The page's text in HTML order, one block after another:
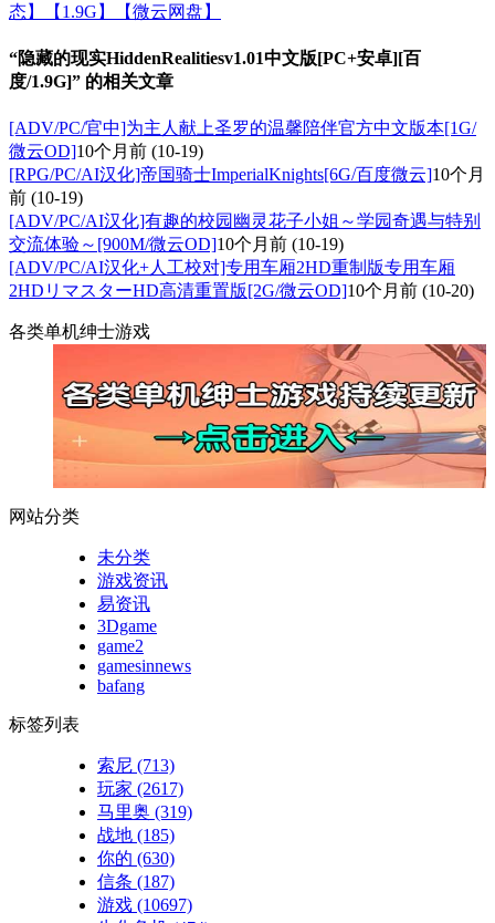
态】【1.9G】【微云网盘】
“隐藏的现实HiddenRealitiesv1.01中文版[PC+安卓][百
度/1.9G]” 的相关文章
[ADV/PC/官中]为主人献上圣罗的温馨陪伴官方中文版本[1G/
微云OD]10个月前 (10-19)
[RPG/PC/AI汉化]帝国骑士ImperialKnights[6G/百度微云]10个月
前 (10-19)
[ADV/PC/AI汉化]有趣的校园幽灵花子小姐～学园奇遇与特别
交流体验～[900M/微云OD]10个月前 (10-19)
[ADV/PC/AI汉化+人工校对]专用车厢2HD重制版专用车厢
2HDリマスターHD高清重置版[2G/微云OD]10个月前 (10-20)
各类单机绅士游戏
网站分类
未分类
游戏资讯
易资讯
3Dgame
game2
gamesinnews
bafang
标签列表
索尼 (713)
玩家 (2617)
马里奥 (319)
战地 (185)
你的 (630)
信条 (187)
游戏 (10697)